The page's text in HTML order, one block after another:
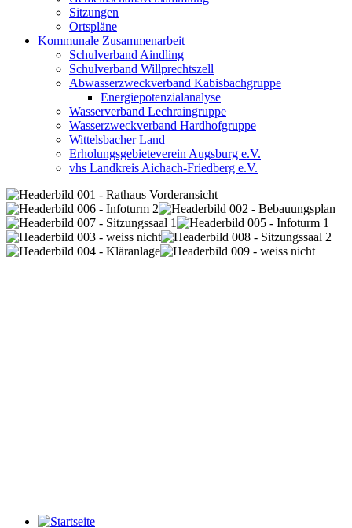
Sitzungen
Ortspläne
Kommunale Zusammenarbeit
Schulverband Aindling
Schulverband Willprechtszell
Abwasserzweckverband Kabisbachgruppe
Energiepotenzialanalyse
Wasserverband Lechraingruppe
Wasserzweckverband Hardhofgruppe
Wittelsbacher Land
Erholungsgebieteverein Augsburg e.V.
vhs Landkreis Aichach-Friedberg e.V.